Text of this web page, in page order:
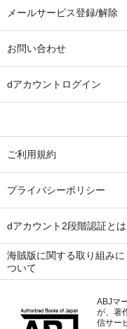
メールサービス登録/解除
お問い合わせ
dアカウントログイン
ご利用規約
プライバシーポリシー
dアカウント2段階認証とは
海賊版に関する取り組みに
ついて
ABJマ
が、著
信サー